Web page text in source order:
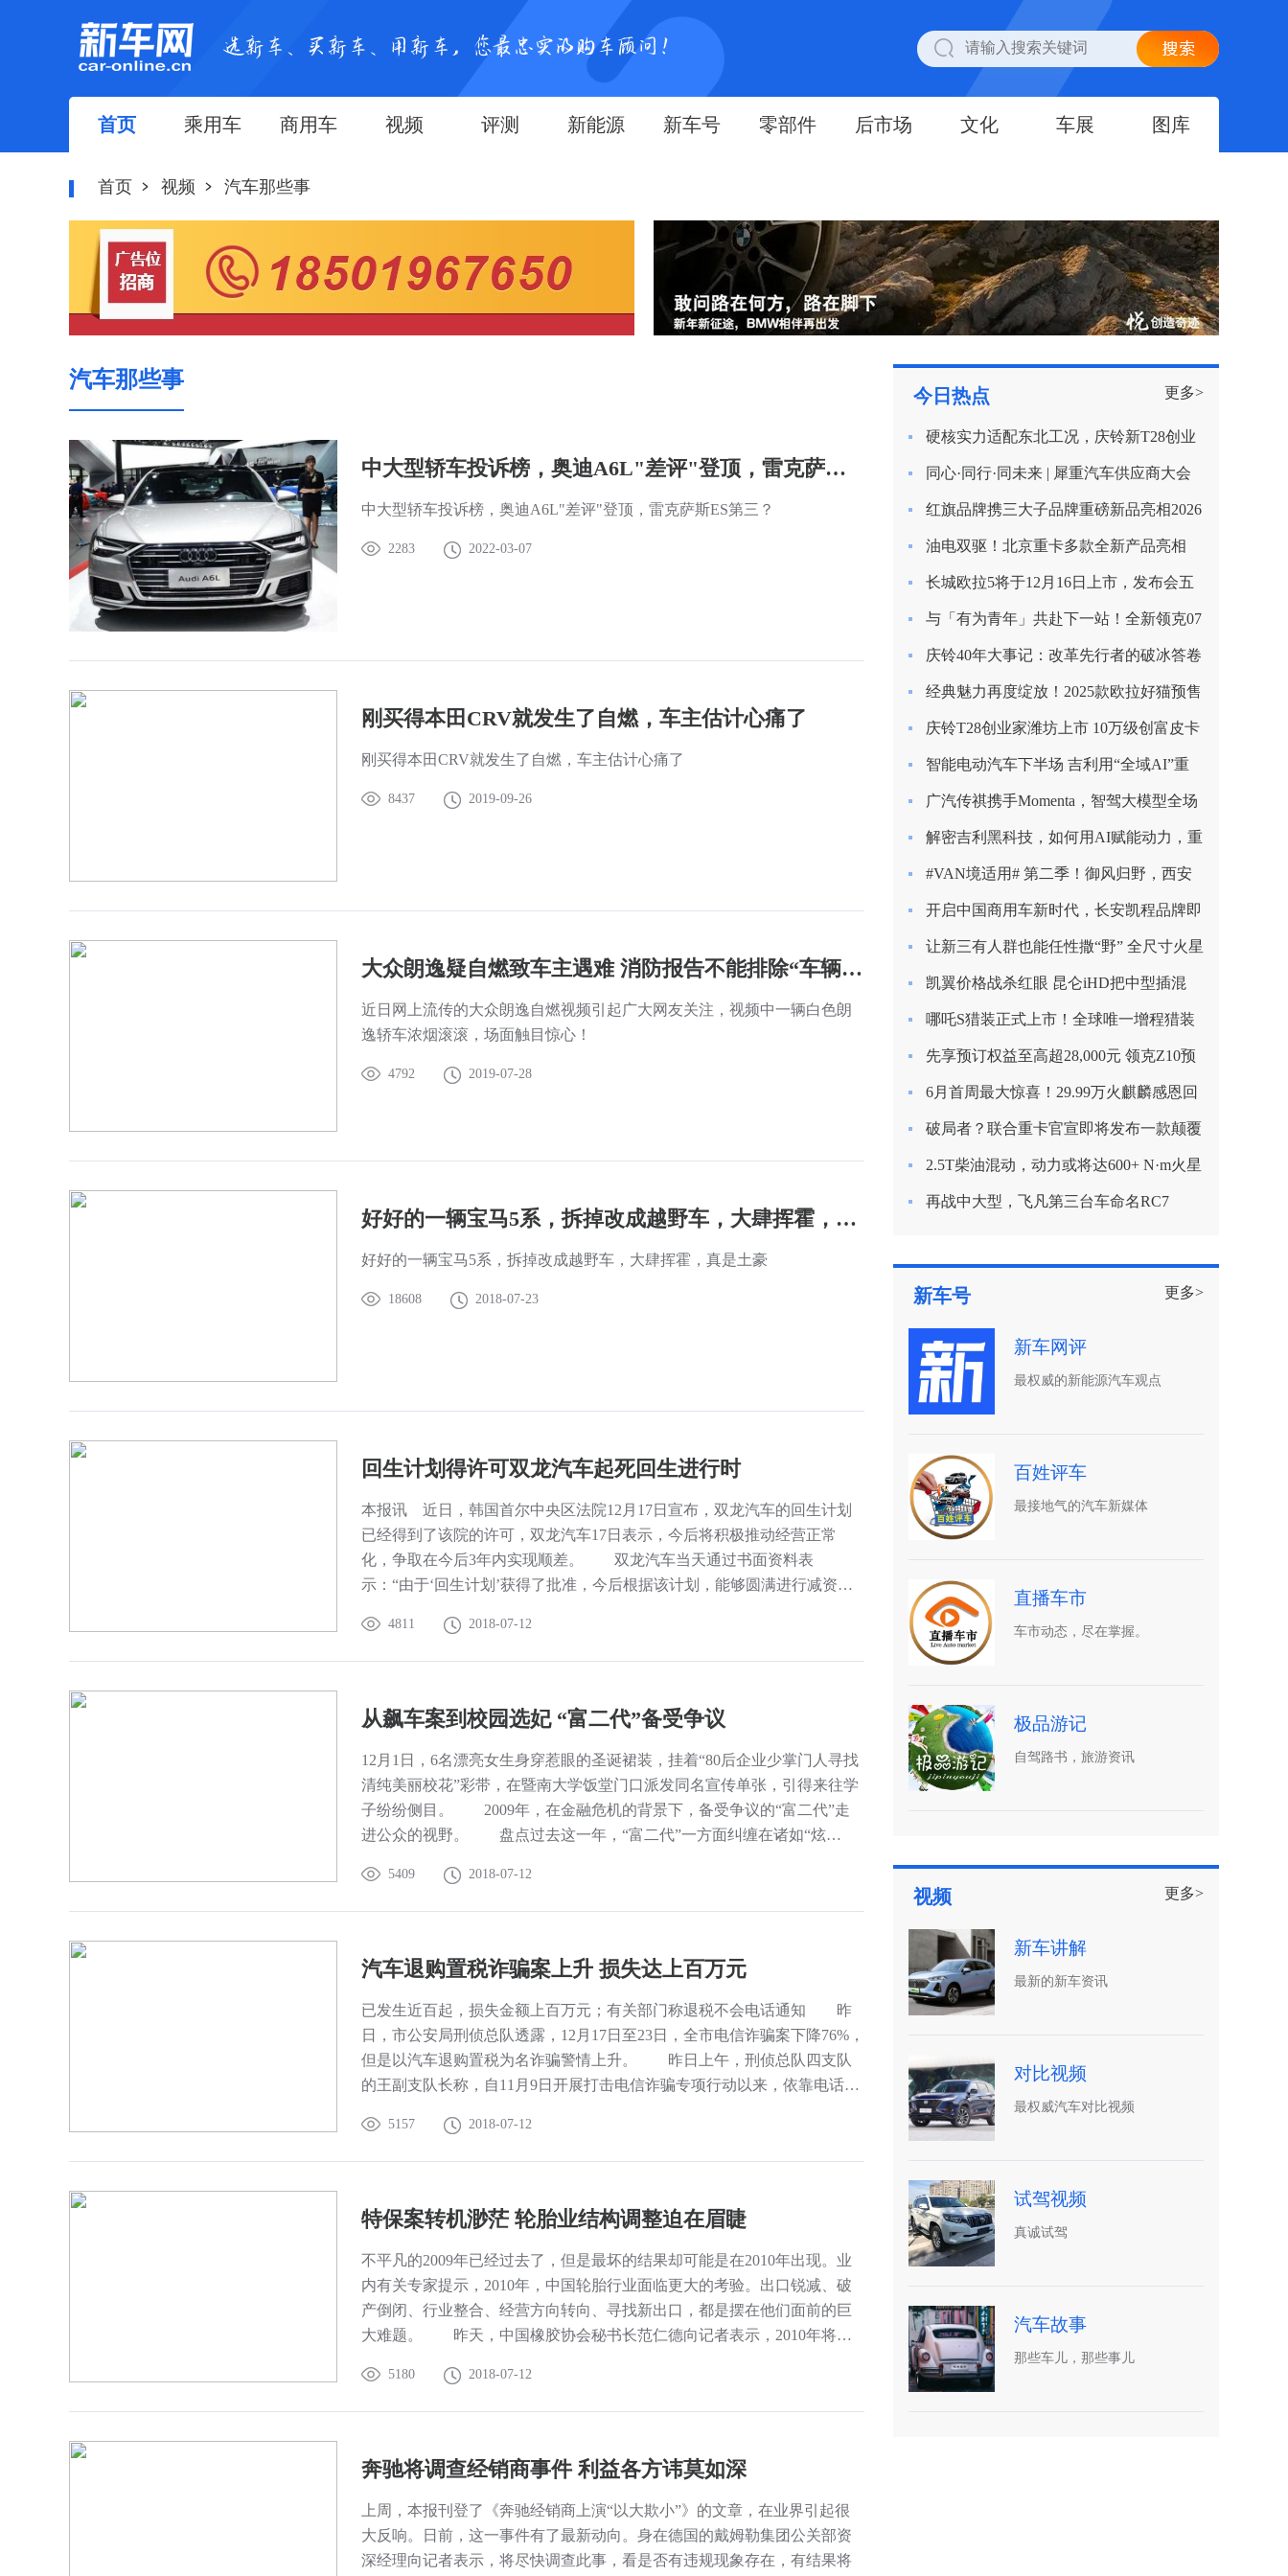
首页 乘用车 商用车 视频 评测 新能源 新车号 零部件 后市场 文化 车展 图库
首页 视频 汽车那些事
汽车那些事
中大型轿车投诉榜，奥迪A6L"差评"登顶，雷克萨斯ES第三？
中大型轿车投诉榜，奥迪A6L"差评"登顶，雷克萨斯ES第三？
2283 2022-03-07
刚买得本田CRV就发生了自燃，车主估计心痛了
刚买得本田CRV就发生了自燃，车主估计心痛了
8437 2019-09-26
大众朗逸疑自燃致车主遇难 消防报告不能排除“车辆故障引发” 这回不是新能源车
近日网上流传的大众朗逸自燃视频引起广大网友关注，视频中一辆白色朗
逸轿车浓烟滚滚，场面触目惊心！
4792 2019-07-28
好好的一辆宝马5系，拆掉改成越野车，大肆挥霍，真是土豪
好好的一辆宝马5系，拆掉改成越野车，大肆挥霍，真是土豪
18608 2018-07-23
回生计划得许可双龙汽车起死回生进行时
本报讯 近日，韩国首尔中央区法院12月17日宣布，双龙汽车的回生计划
已经得到了该院的许可，双龙汽车17日表示，今后将积极推动经营正常
化，争取在今后3年内实现顺差。 双龙汽车当天通过书面资料表
示：“由于‘回生计划’获得了批准，今后根据该计划，能够圆满进行减资和
会更加活跃。”此外，在实现销售额比今年提高2倍以上的目标下，双龙将
制定和推动
4811 2018-07-12
从飙车案到校园选妃 “富二代”备受争议
12月1日，6名漂亮女生身穿惹眼的圣诞裙装，挂着“80后企业少掌门人寻找
清纯美丽校花”彩带，在暨南大学饭堂门口派发同名宣传单张，引得来往学
子纷纷侧目。 2009年，在金融危机的背景下，备受争议的“富二代”走
进公众的视野。 盘点过去这一年，“富二代”一方面纠缠在诸如“炫
些“富二代”个案和调查显示这个群体“积极向上”，跟我们想象
5409 2018-07-12
汽车退购置税诈骗案上升 损失达上百万元
已发生近百起，损失金额上百万元；有关部门称退税不会电话通知 昨
日，市公安局刑侦总队透露，12月17日至23日，全市电信诈骗案下降76%，
但是以汽车退购置税为名诈骗警情上升。 昨日上午，刑侦总队四支队
的王副支队长称，自11月9日开展打击电信诈骗专项行动以来，依靠电话、
17日到12月23日，全市电信诈骗案件环比下降76%，但是汽
5157 2018-07-12
特保案转机渺茫 轮胎业结构调整迫在眉睫
不平凡的2009年已经过去了，但是最坏的结果却可能是在2010年出现。业
内有关专家提示，2010年，中国轮胎行业面临更大的考验。出口锐减、破
产倒闭、行业整合、经营方向转向、寻找新出口，都是摆在他们面前的巨
大难题。 昨天，中国橡胶协会秘书长范仁德向记者表示，2010年将
品市场没有明显回暖，更增加了我国橡胶工业运行的困难，今年可能成为
5180 2018-07-12
奔驰将调查经销商事件 利益各方讳莫如深
上周，本报刊登了《奔驰经销商上演“以大欺小”》的文章，在业界引起很
大反响。日前，这一事件有了最新动向。身在德国的戴姆勒集团公关部资
深经理向记者表示，将尽快调查此事，看是否有违规现象存在，有结果将
今日热点 更多>
硬核实力适配东北工况，庆铃新T28创业
家长春上市圆满收官
同心·同行·同未来 | 犀重汽车供应商大会
圆满落幕
红旗品牌携三大子品牌重磅新品亮相2026
北京车展
油电双驱！北京重卡多款全新产品亮相
2026合作伙伴大会
长城欧拉5将于12月16日上市，发布会五
大看点提前揭秘！
与「有为青年」共赴下一站！全新领克07
EM-P上市限时价13.98万起
庆铃40年大事记：改革先行者的破冰答卷
（1985-1993）
经典魅力再度绽放！2025款欧拉好猫预售
启程，8.98万元起！
庆铃T28创业家潍坊上市 10万级创富皮卡
再树标杆
智能电动汽车下半场 吉利用“全域AI”重
塑安全边界
广汽传祺携手Momenta，智驾大模型全场
景落地
解密吉利黑科技，如何用AI赋能动力，重
新定义混动节能？
#VAN境适用# 第二季！御风归野，西安
房车之旅
开启中国商用车新时代，长安凯程品牌即
将焕新启航
让新三有人群也能任性撒“野” 全尺寸火星
9越野版渲染图曝光
凯翼价格战杀红眼 昆仑iHD把中型插混
SUV杀到9.99万
哪吒S猎装正式上市！全球唯一增程猎装
轿车起售价15.99万
先享预订权益至高超28,000元 领克Z10预
订开启
6月首周最大惊喜！29.99万火麒麟感恩回
归！
破局者？联合重卡官宣即将发布一款颠覆
行业的产品！
2.5T柴油混动，动力或将达600+ N·m火星
皮卡越野越心动
再战中大型，飞凡第三台车命名RC7
新车号 更多>
新车网评
最权威的新能源汽车观点
百姓评车
最接地气的汽车新媒体
直播车市
车市动态，尽在掌握。
极品游记
自驾路书，旅游资讯
视频 更多>
新车讲解
最新的新车资讯
对比视频
最权威汽车对比视频
试驾视频
真诚试驾
汽车故事
那些车儿，那些事儿